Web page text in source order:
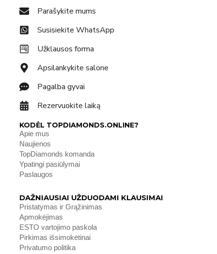
Parašykite mums
Susisiekite WhatsApp
Užklausos forma
Apsilankykite salone
Pagalba gyvai
Rezervuokite laiką
KODĖL TOPDIAMONDS.ONLINE?
Apie mus
Naujienos
TopDiamonds komanda
Ypatingi pasiūlymai
Paslaugos
DAŽNIAUSIAI UŽDUODAMI KLAUSIMAI
Pristatymas ir Grąžinimas
Apmokėjimas
ESTO vartojimo paskola
Pirkimas išsimokėtinai
Privatumo politika